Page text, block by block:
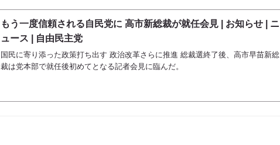
もう一度信頼される自民党に 高市新総裁が就任会見 | お知らせ | ニ
ュース | 自由民主党
国民に寄り添った政策打ち出す 政治改革さらに推進 総裁選終了後、高市早苗新総
裁は党本部で就任後初めてとなる記者会見に臨んだ。